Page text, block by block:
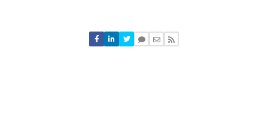
Nie znaleziono komentarzy
Zostaw swoje komentarze